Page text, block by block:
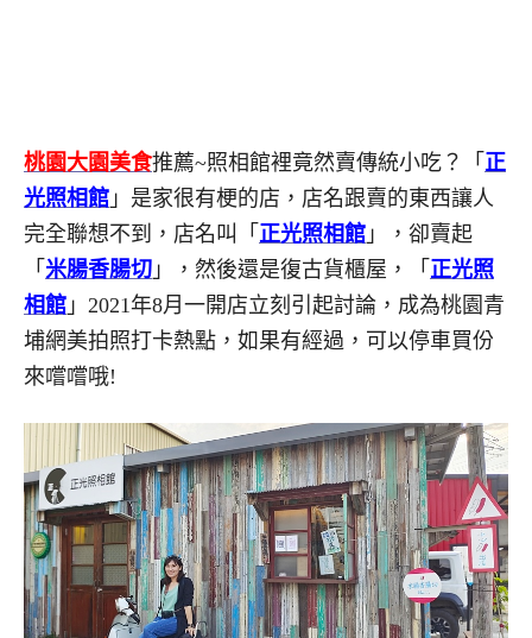
桃園大園美食推薦~照相館裡竟然賣傳統小吃？「 正
光照相館 」是家很有梗的店，店名跟賣的東西讓人
完全聯想不到，店名叫「 正光照相館 」，卻賣起
「 米腸香腸切 」，然後還是復古貨櫃屋，「 正光照
相館 」2021年8月一開店立刻引起討論，成為桃園青
埔網美拍照打卡熱點，如果有經過，可以停車買份
來嚐嚐哦!